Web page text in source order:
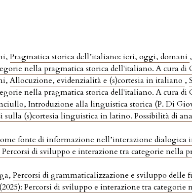
Pragmatica storica dell’italiano: ieri, oggi, domani
nella pragmatica storica dell'italiano. A cura
Allocuzione, evidenzialità e (s)cortesia in italiano ,
nella pragmatica storica dell'italiano. A cura
Introduzione alla linguistica storica (P. Di
sulla (s)cortesia linguistica in latino. Possibilità di
fonte di informazione nell’interazione dialogica
di sviluppo e interazione tra categorie nella
Percorsi di grammaticalizzazione e sviluppo delle
Percorsi di sviluppo e interazione tra